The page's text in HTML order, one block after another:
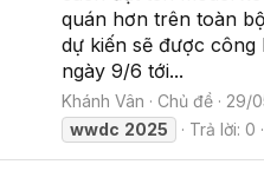
quán hơn trên toàn
dự kiến sẽ được công
ngày 9/6 tới...
Khánh Vân Chủ đề 29/
wwdc 2025 Trả lời: 0